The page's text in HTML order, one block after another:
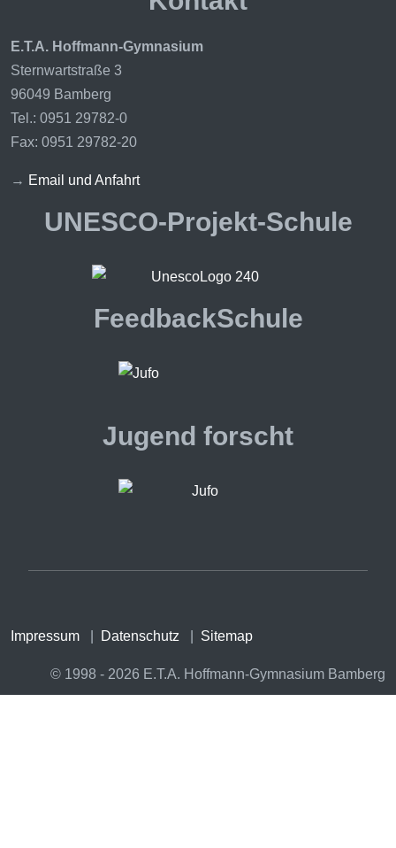
E.T.A. Hoffmann-Gymnasium
Sternwartstraße 3
96049 Bamberg
Tel.: 0951 29782-0
Fax: 0951 29782-20
→ Email und Anfahrt
UNESCO-Projekt-Schule
FeedbackSchule
Jugend forscht
Impressum Datenschutz Sitemap
© 1998 - 2026 E.T.A. Hoffmann-Gymnasium Bamberg